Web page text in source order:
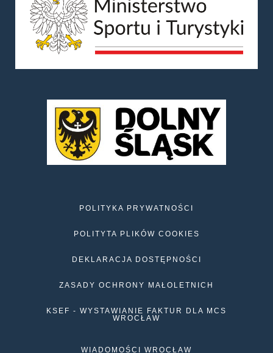
POLITYKA PRYWATNOŚCI
POLITYTA PLIKÓW COOKIES
DEKLARACJA DOSTĘPNOŚCI
ZASADY OCHRONY MAŁOLETNICH
KSEF - WYSTAWIANIE FAKTUR DLA MCS
WROCŁAW
WIADOMOŚCI WROCŁAW